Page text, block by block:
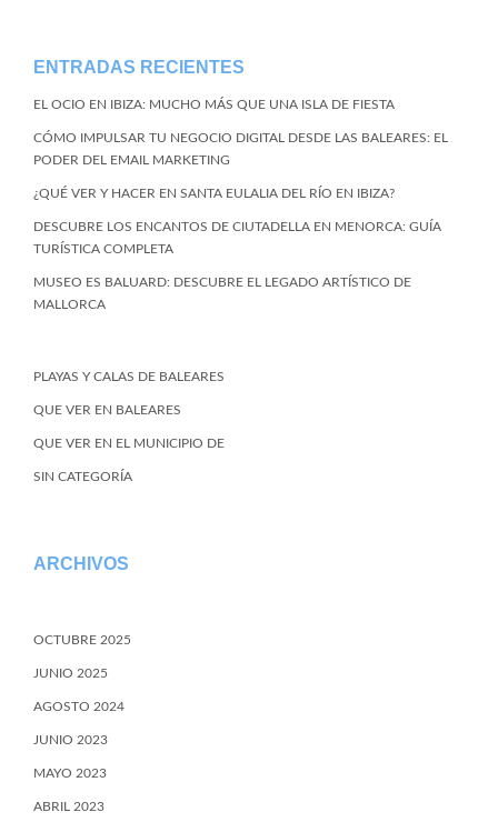
ENTRADAS RECIENTES
EL OCIO EN IBIZA: MUCHO MÁS QUE UNA ISLA DE FIESTA
CÓMO IMPULSAR TU NEGOCIO DIGITAL DESDE LAS BALEARES: EL
PODER DEL EMAIL MARKETING
¿QUÉ VER Y HACER EN SANTA EULALIA DEL RÍO EN IBIZA?
DESCUBRE LOS ENCANTOS DE CIUTADELLA EN MENORCA: GUÍA
TURÍSTICA COMPLETA
MUSEO ES BALUARD: DESCUBRE EL LEGADO ARTÍSTICO DE
MALLORCA
PLAYAS Y CALAS DE BALEARES
QUE VER EN BALEARES
QUE VER EN EL MUNICIPIO DE
SIN CATEGORÍA
ARCHIVOS
OCTUBRE 2025
JUNIO 2025
AGOSTO 2024
JUNIO 2023
MAYO 2023
ABRIL 2023